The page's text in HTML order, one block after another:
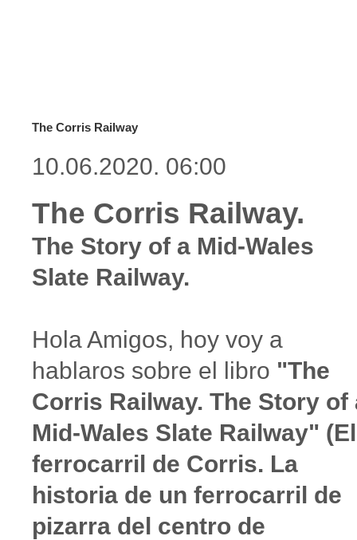
The Corris Railway
10.06.2020. 06:00
The Corris Railway.
The Story of a Mid-Wales
Slate Railway.
Hola Amigos, hoy voy a
hablaros sobre el libro "The
Corris Railway. The Story of
Mid-Wales Slate Railway" (El
ferrocarril de Corris. La
historia de un ferrocarril de
pizarra del centro de